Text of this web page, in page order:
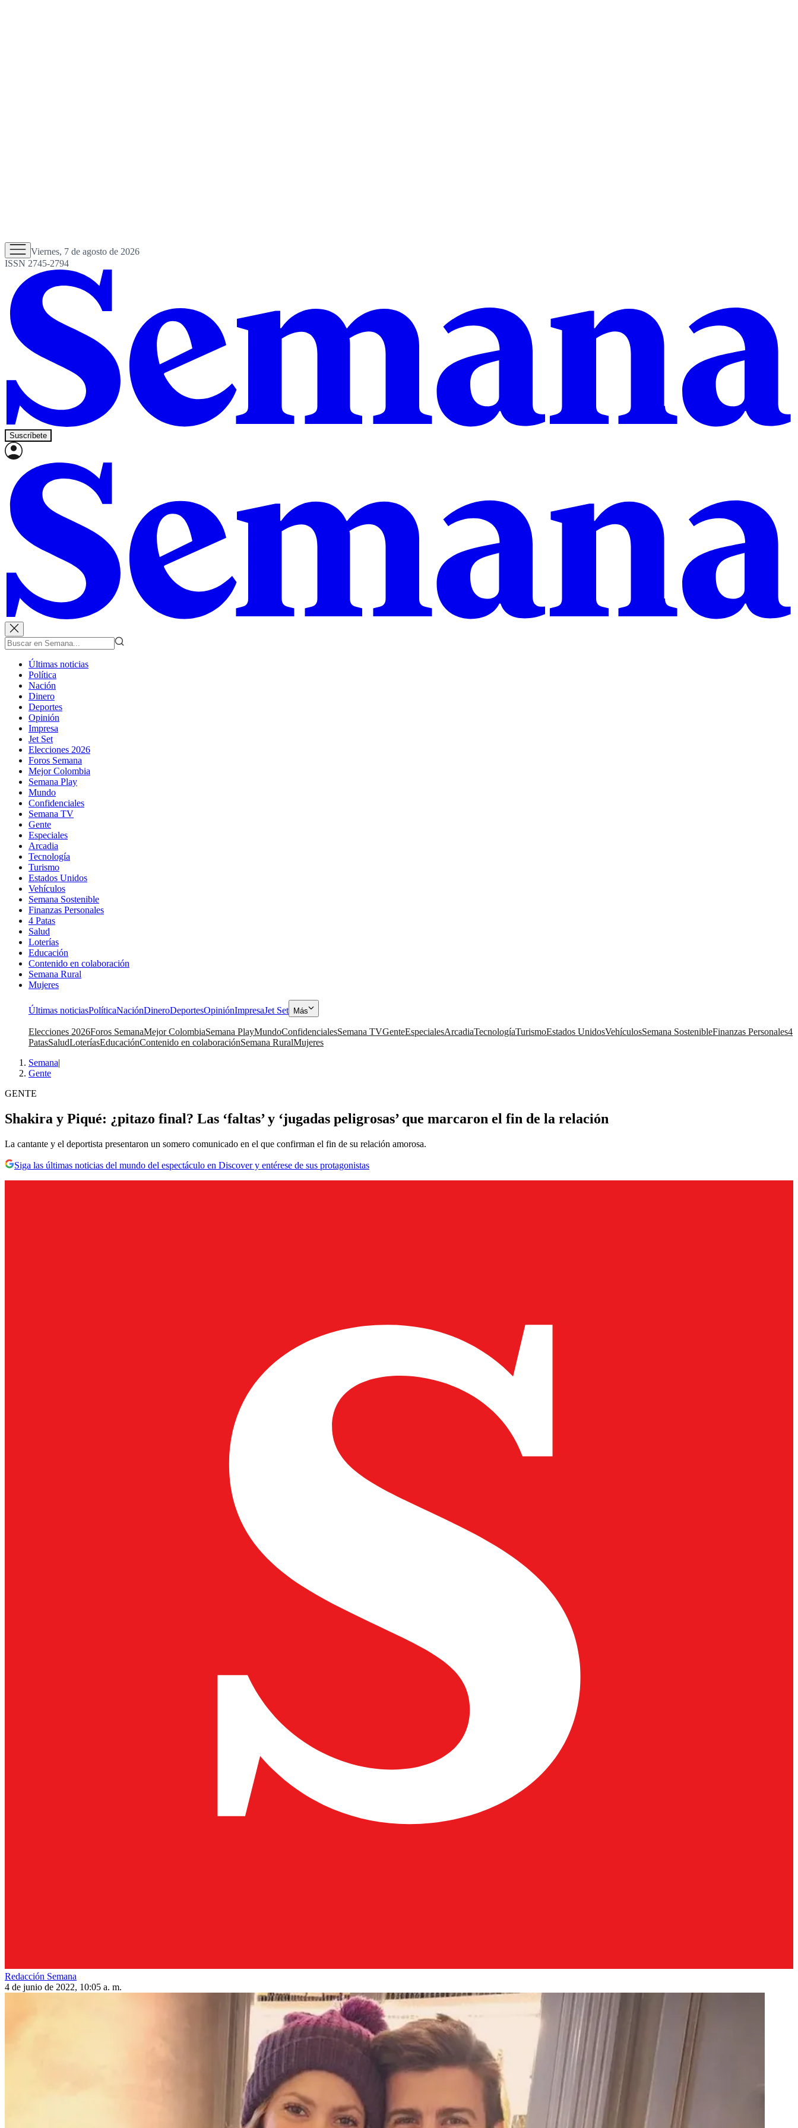
Viernes, 7 de agosto de 2026
ISSN 2745-2794
Suscríbete
Últimas noticias
Política
Nación
Dinero
Deportes
Opinión
Impresa
Jet Set
Elecciones 2026
Foros Semana
Mejor Colombia
Semana Play
Mundo
Confidenciales
Semana TV
Gente
Especiales
Arcadia
Tecnología
Turismo
Estados Unidos
Vehículos
Semana Sostenible
Finanzas Personales
4 Patas
Salud
Loterías
Educación
Contenido en colaboración
Semana Rural
Mujeres
Últimas noticiasPolíticaNaciónDineroDeportesOpiniónImpresaJet Set Más
Elecciones 2026Foros SemanaMejor ColombiaSemana PlayMundoConfidencialesSemana TVGenteEspecialesArcadiaTecnologíaTurismoEstados UnidosVehículosSemana SostenibleFinanzas Personales4
PatasSaludLoteríasEducaciónContenido en colaboraciónSemana RuralMujeres
Semana|
Gente
GENTE
Shakira y Piqué: ¿pitazo final? Las ‘faltas’ y ‘jugadas peligrosas’ que marcaron el fin de la relación
La cantante y el deportista presentaron un somero comunicado en el que confirman el fin de su relación amorosa.
Siga las últimas noticias del mundo del espectáculo en Discover y entérese de sus protagonistas
Redacción Semana
4 de junio de 2022, 10:05 a. m.